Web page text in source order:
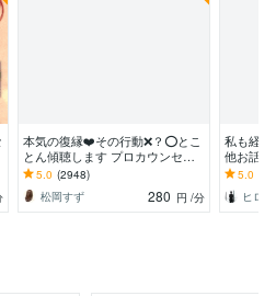
本気の復縁❤️その行動❌？⭕️とこ
とん傾聴します プロカウンセラ
ーが⭐️全力で❤️最強☘アプローチ
します
5.0 (2948)
松岡すず
280 円 /分
私も経
他お話
ンセラ
等☆解
5.0